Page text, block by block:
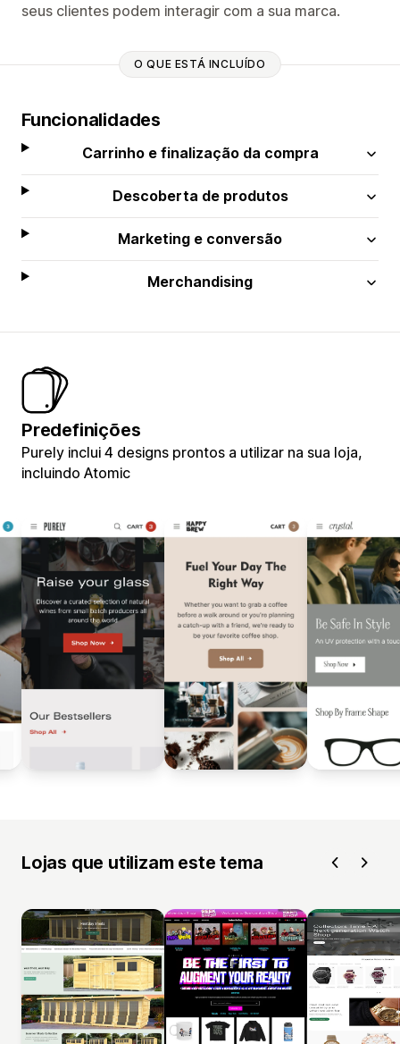
seus clientes podem interagir com a sua marca.
O QUE ESTÁ INCLUÍDO
Funcionalidades
Carrinho e finalização da compra
Descoberta de produtos
Marketing e conversão
Merchandising
Predefinições
Purely inclui 4 designs prontos a utilizar na sua loja,
incluindo Atomic
Lojas que utilizam este tema